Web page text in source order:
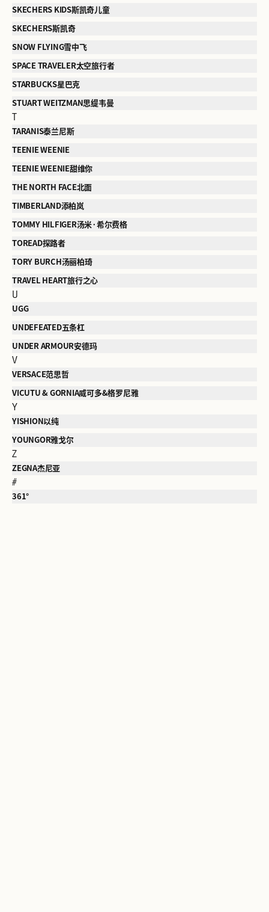
SKECHERS KIDS斯凯奇儿童
SKECHERS斯凯奇
SNOW FLYING雪中飞
SPACE TRAVELER太空旅行者
STARBUCKS星巴克
STUART WEITZMAN思缇韦曼
T
TARANIS泰兰尼斯
TEENIE WEENIE
TEENIE WEENIE甜维你
THE NORTH FACE北面
TIMBERLAND添柏岚
TOMMY HILFIGER汤米·希尔费格
TOREAD探路者
TORY BURCH汤丽柏琦
TRAVEL HEART旅行之心
U
UGG
UNDEFEATED五条杠
UNDER ARMOUR安德玛
V
VERSACE范思哲
VICUTU & GORNIA威可多&格罗尼雅
Y
YISHION以纯
YOUNGOR雅戈尔
Z
ZEGNA杰尼亚
#
361°